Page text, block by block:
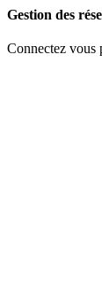
Gestion des
Connectez vous